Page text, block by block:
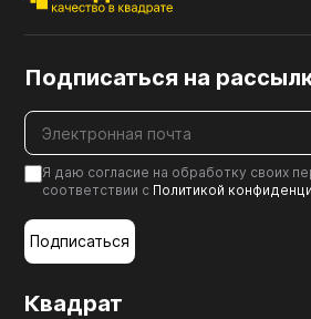
Квадрат
Подписаться на
Я даю согласие на обработку своих
соответствии с Политикой
Подписаться